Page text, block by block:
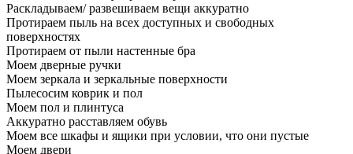
Раскладываем/ развешиваем вещи аккуратно
Протираем пыль на всех доступных и свободных
поверхностях
Протираем от пыли настенные бра
Моем дверные ручки
Моем зеркала и зеркальные поверхности
Пылесосим коврик и пол
Моем пол и плинтуса
Аккуратно расставляем обувь
Моем все шкафы и ящики при условии, что они пустые
Моем двери